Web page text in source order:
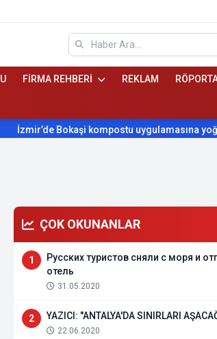
FİRMA REHBERİ REKLAM
Bokaşi kompostu uygulamasına yoğun ilgi
ÇOK OKUNANLAR
1
Русских туристов сняли с моря и
отель
31.05.2020
2 YAZICI: "ANTALYA'DA SINIRLARI
22.06.2020